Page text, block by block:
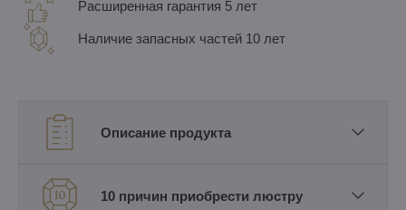
Расширенная гарантия 5 лет
Наличие запасных частей 10 лет
Описание продукта
10 причин приобрести люстру